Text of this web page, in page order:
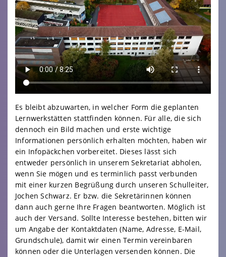
Es bleibt abzuwarten, in welcher Form die geplanten
Lernwerkstätten stattfinden können. Für alle, die sich
dennoch ein Bild machen und erste wichtige
Informationen persönlich erhalten möchten, haben wir
ein Infopäckchen vorbereitet. Dieses lässt sich
entweder persönlich in unserem Sekretariat abholen,
wenn Sie mögen und es terminlich passt verbunden
mit einer kurzen Begrüßung durch unseren Schulleiter,
Jochen Schwarz. Er bzw. die Sekretärinnen können
dann auch gerne Ihre Fragen beantworten. Möglich ist
auch der Versand. Sollte Interesse bestehen, bitten wir
um Angabe der Kontaktdaten (Name, Adresse, E-Mail,
Grundschule), damit wir einen Termin vereinbaren
können oder die Unterlagen versenden können. Die